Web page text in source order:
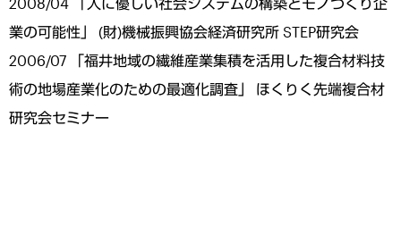
業の可能性」 (財)機械振興協会経済研究所 STEP研究会
2006/07 「福井地域の繊維産業集積を活用した複合材料技
術の地場産業化のための最適化調査」 ほくりく先端複合材
研究会セミナー